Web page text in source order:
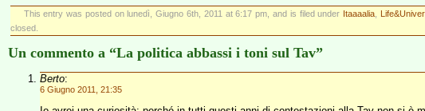
This entry was posted on lunedì, Giugno 6th, 2011 at 6:17 pm, and is filed under Itaaaalia
closed.
Un commento a “La politica abbassi i toni sul Tav”
Berto:
6 Giugno 2011, 21:35